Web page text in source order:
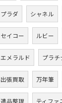
プラダ シャネル
セイコー ルビー
エメラルド プラチ
出張買取 万年筆
遺品整理 ティファ